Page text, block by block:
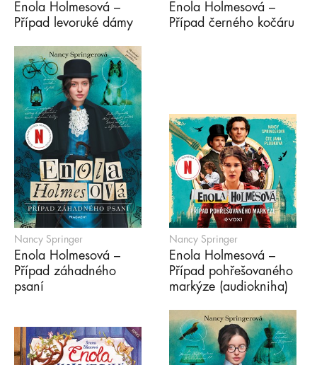
Enola Holmesová –
Případ levoruké dámy
Enola Holmesová –
Případ černého kočáru
Nancy Springer
Enola Holmesová –
Případ záhadného
psaní
Nancy Springer
Enola Holmesová –
Případ pohřešovaného
markýze (audiokniha)